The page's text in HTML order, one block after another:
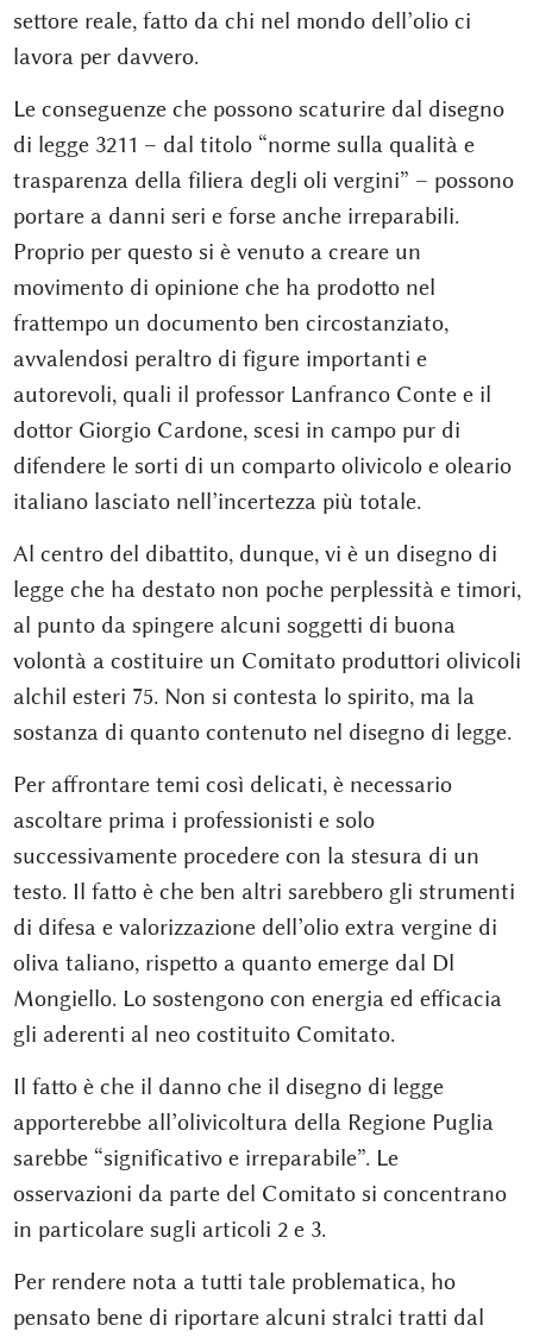
settore reale, fatto da chi nel mondo dell’olio ci
lavora per davvero.
Le conseguenze che possono scaturire dal disegno
di legge 3211 – dal titolo “norme sulla qualità e
trasparenza della filiera degli oli vergini” – possono
portare a danni seri e forse anche irreparabili.
Proprio per questo si è venuto a creare un
movimento di opinione che ha prodotto nel
frattempo un documento ben circostanziato,
avvalendosi peraltro di figure importanti e
autorevoli, quali il professor Lanfranco Conte e il
dottor Giorgio Cardone, scesi in campo pur di
difendere le sorti di un comparto olivicolo e oleario
italiano lasciato nell’incertezza più totale.
Al centro del dibattito, dunque, vi è un disegno di
legge che ha destato non poche perplessità e timori,
al punto da spingere alcuni soggetti di buona
volontà a costituire un Comitato produttori olivicoli
alchil esteri 75. Non si contesta lo spirito, ma la
sostanza di quanto contenuto nel disegno di legge.
Per affrontare temi così delicati, è necessario
ascoltare prima i professionisti e solo
successivamente procedere con la stesura di un
testo. Il fatto è che ben altri sarebbero gli strumenti
di difesa e valorizzazione dell’olio extra vergine di
oliva taliano, rispetto a quanto emerge dal Dl
Mongiello. Lo sostengono con energia ed efficacia
gli aderenti al neo costituito Comitato.
Il fatto è che il danno che il disegno di legge
apporterebbe all’olivicoltura della Regione Puglia
sarebbe “significativo e irreparabile”. Le
osservazioni da parte del Comitato si concentrano
in particolare sugli articoli 2 e 3.
Per rendere nota a tutti tale problematica, ho
pensato bene di riportare alcuni stralci tratti dal